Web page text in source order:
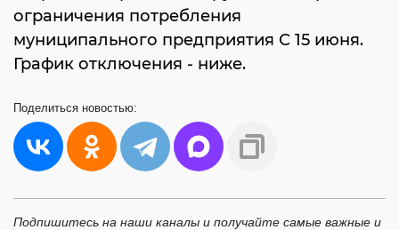
ограничения потребления
муниципального предприятия С 15 июня.
График отключения - ниже.
Поделиться новостью:
Подпишитесь на наши каналы и получайте самые важные и